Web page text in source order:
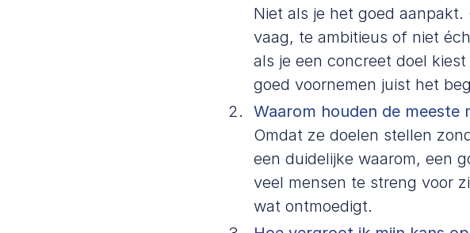
Niet als je het goed
vaag, te ambitieus of niet
als je een concreet doel
goed voornemen juist het
Waarom houden de meeste
Omdat ze doelen stellen
een duidelijke waarom, een
veel mensen te streng voor
wat ontmoedigt.